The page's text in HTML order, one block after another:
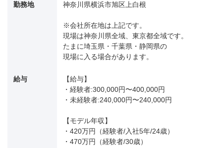
勤務地 神奈川県横浜市旭区上白根
※会社所在地は上記です。
現場は神奈川県全域、東京都全域です。
たまに埼玉県・千葉県・静岡県の
現場に入る場合があります。
給与
【給与】
・経験者:300,000円〜400,000円
・未経験者:240,000円〜240,000円
【モデル年収】
・420万円（経験者/入社5年/24歳）
・470万円（経験者/30歳）